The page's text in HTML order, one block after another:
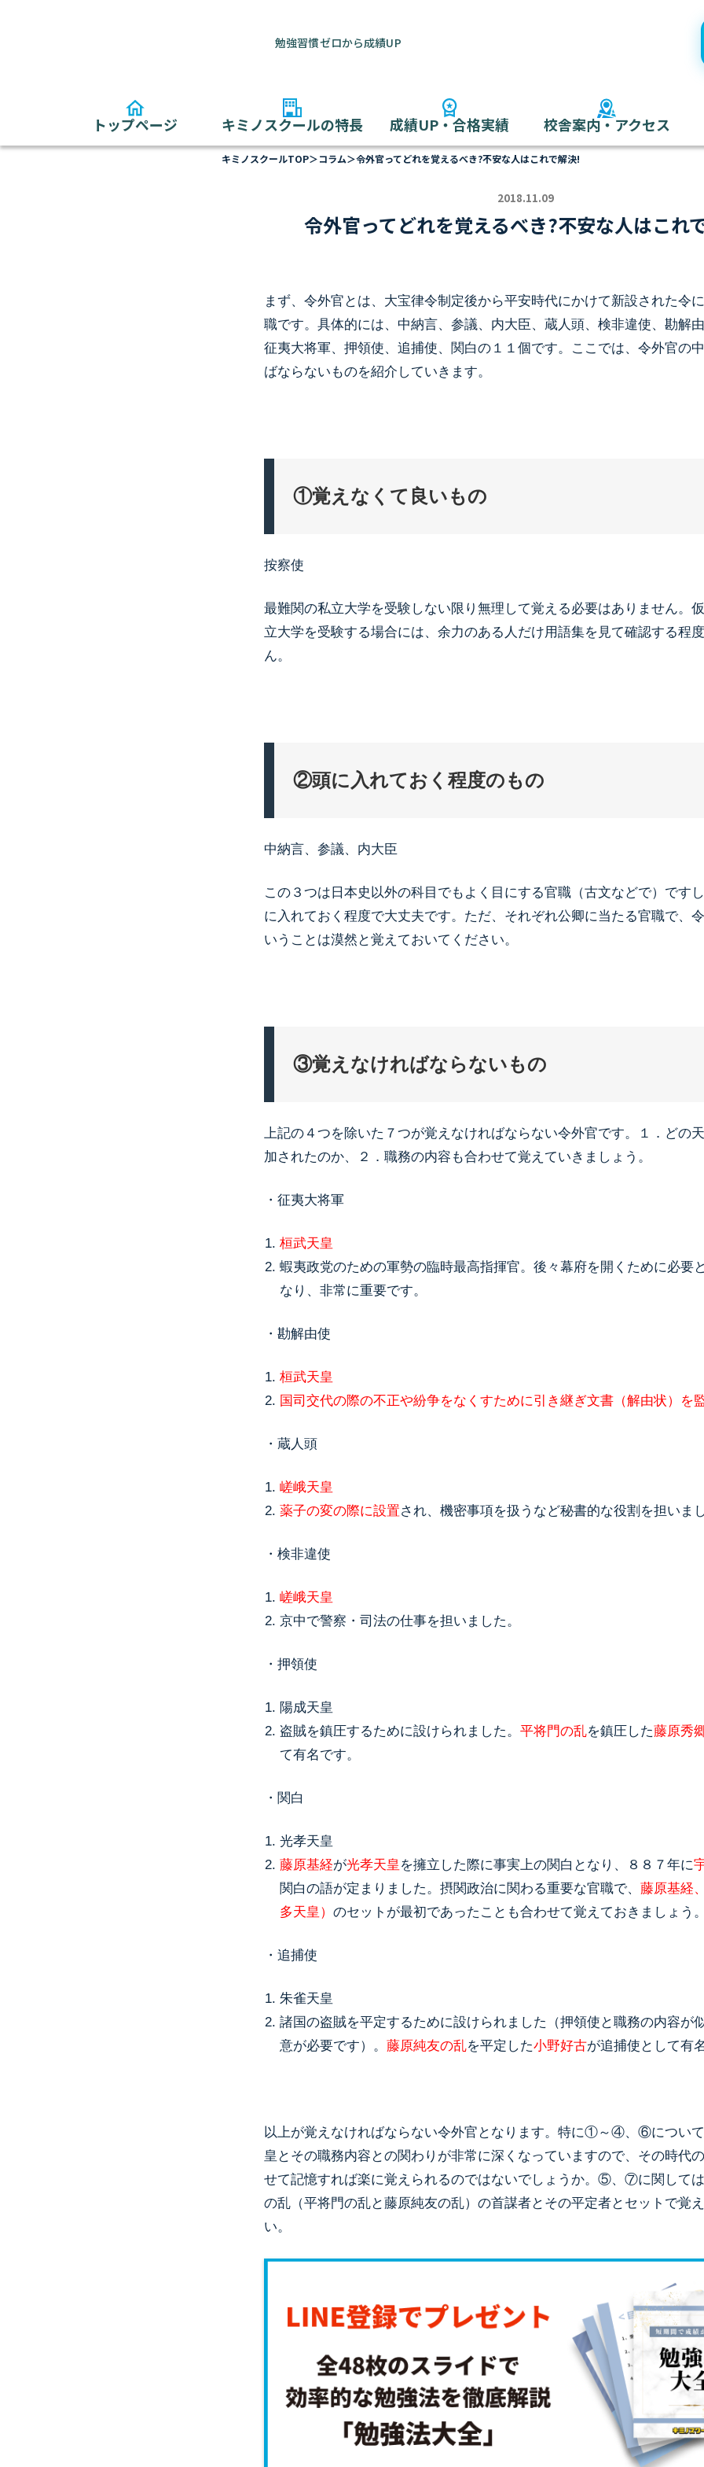
勉強習慣ゼロから成績UP
トップページ キミノスクールの特長 成績UP・合格実績 校舎案内・アクセス
キミノスクールTOP＞コラム＞令外官ってどれを覚えるべき?不安な人はこれで解決!
2018.11.09
令外官ってどれを覚えるべき?不安な人はこれ
まず、令外官とは、大宝律令制定後から平安時代にかけて新設された令
職です。具体的には、中納言、参議、内大臣、蔵人頭、検非違使、勘解由
征夷大将軍、押領使、追捕使、関白の１１個です。ここでは、令外官の
ばならないものを紹介していきます。
①覚えなくて良いもの
按察使
最難関の私立大学を受験しない限り無理して覚える必要はありません。
立大学を受験する場合には、余力のある人だけ用語集を見て確認する程
ん。
②頭に入れておく程度のもの
中納言、参議、内大臣
この３つは日本史以外の科目でもよく目にする官職（古文などで）です
に入れておく程度で大丈夫です。ただ、それぞれ公卿に当たる官職で、
いうことは漠然と覚えておいてください。
③覚えなければならないもの
上記の４つを除いた７つが覚えなければならない令外官です。１．どの
加されたのか、２．職務の内容も合わせて覚えていきましょう。
・征夷大将軍
桓武天皇
蝦夷政党のための軍勢の臨時最高指揮官。後々幕府を開くために必要
なり、非常に重要です。
・勘解由使
桓武天皇
国司交代の際の不正や紛争をなくすために引き継ぎ文書（解由状）を
・蔵人頭
嵯峨天皇
薬子の変の際に設置され、機密事項を扱うなど秘書的な役割を担いまし
・検非違使
嵯峨天皇
京中で警察・司法の仕事を担いました。
・押領使
陽成天皇
盗賊を鎮圧するために設けられました。 平将門の乱を鎮圧した藤原秀
て有名です。
・関白
光孝天皇
藤原基経が光孝天皇 を擁立した際に事実上の関白となり、８８７年に
関白の語が定まりました。摂関政治に関わる重要な官職で、 藤原基経
多天皇） のセットが最初であったことも合わせて覚えておきましょう。
・追捕使
朱雀天皇
諸国の盗賊を平定するために設けられました（押領使と職務の内容が
意が必要です）。 藤原純友の乱を平定した小野好古が追捕使として有
以上が覚えなければならない令外官となります。特に①～④、⑥につい
皇とその職務内容との関わりが非常に深くなっていますので、その時代
せて記憶すれば楽に覚えられるのではないでしょうか。⑤、⑦に関して
の乱（平将門の乱と藤原純友の乱）の首謀者とその平定者とセットで覚
い。